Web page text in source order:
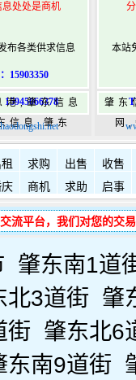
息处处是商机
布各类供求信息
15903350
港,肇东信息
信息,肇东
东365信息
本站
肇东
网
港
如何发布信息？ 如何固定在
求购 出售
收售
商机 求助 启事
流平台，我们对您的交
肇东南1道
北3道街 肇
街 肇东北6
东南9道街